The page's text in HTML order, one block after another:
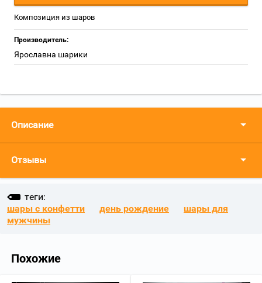
Композиция из шаров
Производитель:
Ярославна шарики
Описание
Отзывы
теги:
шары с конфетти
день рождение
шары для
мужчины
Похожие